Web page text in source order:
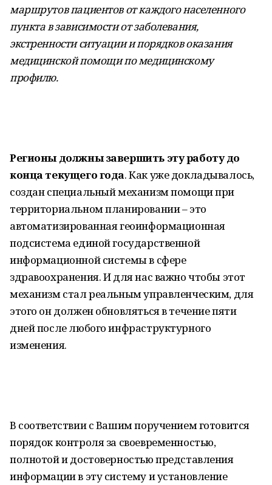
маршрутов пациентов от каждого населенного
пункта в зависимости от заболевания,
экстренности ситуации и порядков оказания
медицинской помощи по медицинскому
профилю.
Регионы должны завершить эту работу до
конца текущего года. Как уже докладывалось,
создан специальный механизм помощи при
территориальном планировании – это
автоматизированная геоинформационная
подсистема единой государственной
информационной системы в сфере
здравоохранения. И для нас важно чтобы этот
механизм стал реальным управленческим, для
этого он должен обновляться в течение пяти
дней после любого инфраструктурного
изменения.
В соответствии с Вашим поручением готовится
порядок контроля за своевременностью,
полнотой и достоверностью представления
информации в эту систему и установление